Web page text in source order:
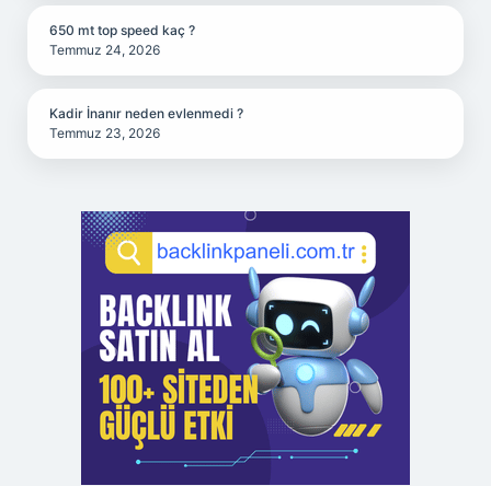
650 mt top speed kaç ?
Temmuz 24, 2026
Kadir İnanır neden evlenmedi ?
Temmuz 23, 2026